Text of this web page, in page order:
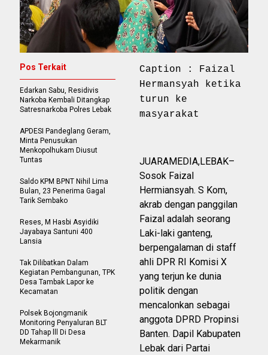
Caption : Faizal
Hermansyah ketika
turun ke
masyarakat
JUARAMEDIA,LEBAK–
Sosok Faizal
Hermiansyah. S Kom,
akrab dengan panggilan
Faizal adalah seorang
Laki-laki ganteng,
berpengalaman di staff
ahli DPR RI Komisi X
yang terjun ke dunia
politik dengan
mencalonkan sebagai
anggota DPRD Propinsi
Banten. Dapil Kabupaten
Lebak dari Partai
Pos Terkait
Edarkan Sabu, Residivis
Narkoba Kembali Ditangkap
Satresnarkoba Polres Lebak
APDESI Pandeglang Geram,
Minta Penusukan
Menkopolhukam Diusut
Tuntas
Saldo KPM BPNT Nihil Lima
Bulan, 23 Penerima Gagal
Tarik Sembako
Reses, M Hasbi Asyidiki
Jayabaya Santuni 400
Lansia
Tak Dilibatkan Dalam
Kegiatan Pembangunan, TPK
Desa Tambak Lapor ke
Kecamatan
Polsek Bojongmanik
Monitoring Penyaluran BLT
DD Tahap lll Di Desa
Mekarmanik